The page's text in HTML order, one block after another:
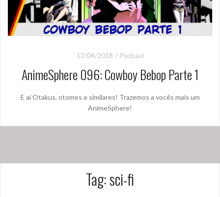
12/04/2018 Podcast
AnimeSphere 096: Cowboy Bebop Parte 1
E aí Otakus, otomes e similares! Trazemos a vocês mais um
AnimeSphere!
Tag:sci-fi